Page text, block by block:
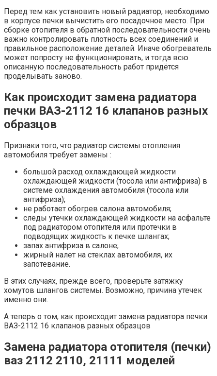
Перед тем как установить новый радиатор, необходимо
в корпусе печки вычистить его посадочное место. При
сборке отопителя в обратной последовательности очень
важно контролировать плотность всех соединений и
правильное расположение деталей. Иначе обогреватель
может попросту не функционировать, и тогда всю
описанную последовательность работ придётся
проделывать заново.
Как происходит замена радиатора
печки ВАЗ-2112 16 клапанов разных
образцов
Признаки того, что радиатор системы отопления
автомобиля требует замены :
большой расход охлаждающей жидкости
охлаждающей жидкости (тосола или антифриза) в
системе охлаждения автомобиля (тосола или
антифриза);
не работает обогрев салона автомобиля;
следы утечки охлаждающей жидкости на асфальте
под радиатором отопителя или протечки в
подводящих жидкость к печке шлангах;
запах антифриза в салоне;
жирный налет на стеклах автомобиля, их
запотевание.
В этих случаях, прежде всего, проверьте затяжку
хомутов шлангов системы. Возможно, причина утечек
именно они.
А теперь о том, как происходит замена радиатора печки
ВАЗ-2112 16 клапанов разных образцов
Замена радиатора отопителя (печки)
ваз 2112 2110, 21111 моделей